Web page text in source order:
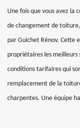
Une fois que vous avez la
de changement de
par Guichet Rénov. Cette
propriétaires les meilleurs
conditions tarifaires qui
remplacement de la
charpentes. Une équipe